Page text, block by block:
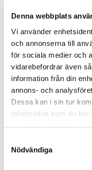
Denna webbplats
Vi använder
och annonserna till
för sociala medier och
vidarebefordrar även
information från din
annons- och
Dessa kan i sin tur
information som du
samlat in när du har
Nödvändiga
med ännu fler
viktigare att göra bra
våra kunder. Vi ser
deras
byrå och det verkar
prestigelöst
avtal. Det ären
över.
Vad händer nu?
– Vi ska fortsätta